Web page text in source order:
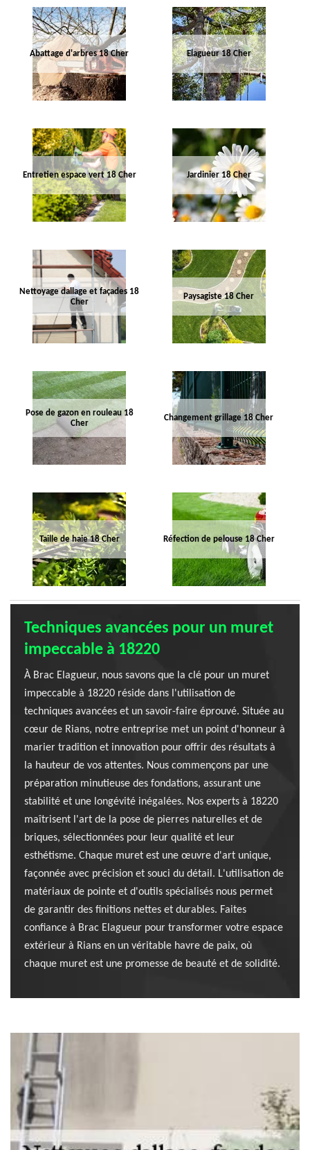
Abattage d'arbres 18 Cher Elagueur 18 Cher
Entretien espace vert 18 Cher Jardinier 18 Cher
Nettoyage dallage et façades 18
Cher
Paysagiste 18 Cher
Pose de gazon en rouleau 18
Cher
Changement grillage 18 Cher
Taille de haie 18 Cher Réfection de pelouse 18 Cher
Techniques avancées pour un muret
impeccable à 18220
À Brac Elagueur, nous savons que la clé pour un muret
impeccable à 18220 réside dans l'utilisation de
techniques avancées et un savoir-faire éprouvé. Située au
cœur de Rians, notre entreprise met un point d'honneur à
marier tradition et innovation pour offrir des résultats à
la hauteur de vos attentes. Nous commençons par une
préparation minutieuse des fondations, assurant une
stabilité et une longévité inégalées. Nos experts à 18220
maîtrisent l'art de la pose de pierres naturelles et de
briques, sélectionnées pour leur qualité et leur
esthétisme. Chaque muret est une œuvre d'art unique,
façonnée avec précision et souci du détail. L'utilisation de
matériaux de pointe et d'outils spécialisés nous permet
de garantir des finitions nettes et durables. Faites
confiance à Brac Elagueur pour transformer votre espace
extérieur à Rians en un véritable havre de paix, où
chaque muret est une promesse de beauté et de solidité.